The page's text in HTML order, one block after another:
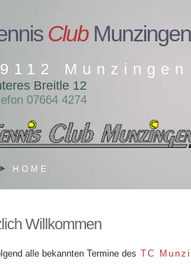
ClubMunzingen
Munzingen
Breitle 12
07664 4274
HOME
Willkommen
alle bekannten Termine des TC